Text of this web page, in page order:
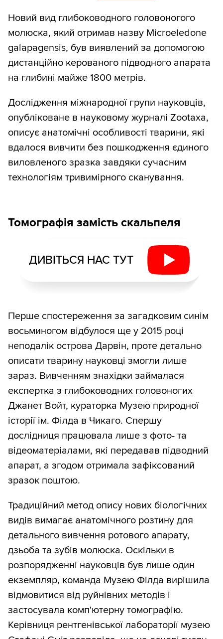
Новий вид глибоководного головоногого
молюска, який отримав назву Microeledone
galapagensis, був виявлений за допомогою
дистанційно керованого підводного апарата
на глибині майже 1800 метрів.
Дослідження міжнародної групи науковців,
опубліковане в науковому журналі Zootaxa,
описує анатомічні особливості тварини, які
вдалося вивчити без пошкодження єдиного
виловленого зразка завдяки сучасним
технологіям тривимірного сканування.
Томографія замість скальпеля
ДИВІТЬСЯ НАС ТУТ
Перше спостереження за загадковим синім
восьминогом відбулося ще у 2015 році
неподалік острова Дарвін, проте детально
описати тварину науковці змогли лише
зараз. Вивченням знахідки займалася
експертка з глибоководних головоногих
Джанет Войт, кураторка Музею природної
історії ім. Філда в Чикаго. Спершу
дослідниця працювала лише з фото- та
відеоматеріалами, які передавав підводний
апарат, а згодом отримала зафіксований
зразок поштою.
Традиційний метод опису нових біологічних
видів вимагає анатомічного розтину для
детального вивчення ротового апарату,
дзьоба та зубів молюска. Оскільки в
розпорядженні науковців був лише один
екземпляр, команда Музею Філда вирішила
відмовитися від руйнівних методів і
застосувала комп'ютерну томографію.
Керівниця рентгенівської лабораторії музею